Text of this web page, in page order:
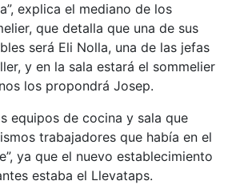
explica el mediano de los
que detalla que una de sus
será Eli Nolla, una de las jefas
y en la sala estará el sommelier
los propondrá Josep.
equipos de cocina y sala que
trabajadores que había en el
ya que el nuevo establecimiento
estaba el Llevataps.